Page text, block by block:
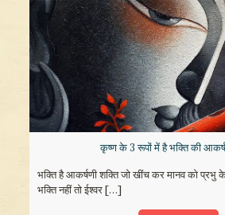
कृष्ण के 3 रूपों में है भक्ति की
भक्ति है आकर्षणी शक्ति जो खींच कर मानव को प्रभु
भक्ति नहीं तो ईश्वर[…]